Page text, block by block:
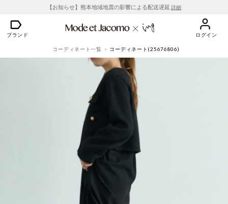
【お知らせ】熊本地域地震の影響による配送遅延 詳細
ブランド ログイン
コーディネート一覧 コーディネート(25676806)